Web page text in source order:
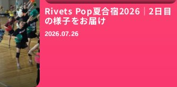
Rivets Pop夏合宿2026｜2日目
の様子をお届け
2026.07.26